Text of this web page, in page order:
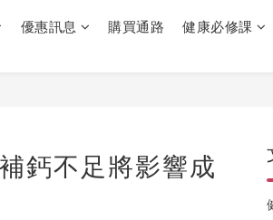
優惠訊息 購買通路 健康必修課
鈣不足將影響成